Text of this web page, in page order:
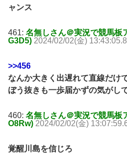
ャンス
461: 名無しさん＠実況で競馬板
G3D5) 2024/02/02(金)
>>456
なんか大きく出遅れて直線だけ
ぼう抜きも一歩届かずの気がし
460: 名無しさん＠実況で競馬板
O8Rw) 2024/02/02(金)
覚醒川島を信じろ